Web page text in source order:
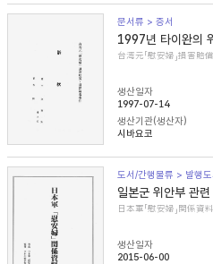
문서류 > 증서
1997년 타이완의
台湾元「慰安婦」損害
생산일자
1997-07-14
생산기관(생산자)
시바요코
도서/간행물류 > 발행도
일본군 위안부 관
日本軍「慰安婦」関係資
생산일자
2015-06-00